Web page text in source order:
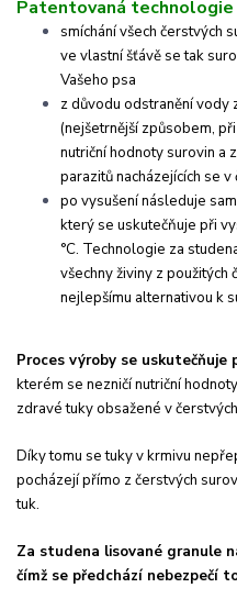
Patentovaná technologie
smíchání všech čerstvých
ve vlastní šťávě se tak
Vašeho psa
z důvodu odstranění vody
(nejšetrnější způsobem,
nutriční hodnoty surovin a
parazitů nacházejících se
po vysušení následuje
který se uskutečňuje při
°C. Technologie za
všechny živiny z použitých
nejlepšímu alternativou k
Proces výroby se uskutečňuje
kterém se nezničí nutriční
zdravé tuky obsažené v
Díky tomu se tuky v krmivu
pocházejí přímo z čerstvých
tuk.
Za studena lisované granule
čímž se předchází nebezpečí